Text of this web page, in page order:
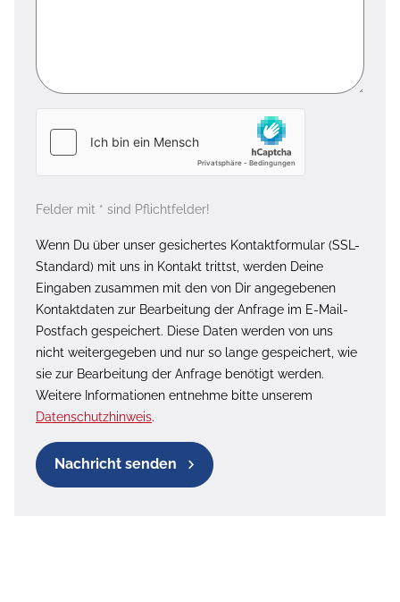
Felder mit * sind Pflichtfelder!
Wenn Du über unser gesichertes Kontaktformular (SSL-
Standard) mit uns in Kontakt trittst, werden Deine
Eingaben zusammen mit den von Dir angegebenen
Kontaktdaten zur Bearbeitung der Anfrage im E-Mail-
Postfach gespeichert. Diese Daten werden von uns
nicht weitergegeben und nur so lange gespeichert, wie
sie zur Bearbeitung der Anfrage benötigt werden.
Weitere Informationen entnehme bitte unserem
Datenschutzhinweis.
Nachricht senden